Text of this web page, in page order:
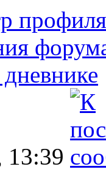
профиля
13:39